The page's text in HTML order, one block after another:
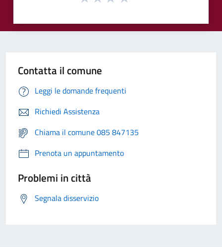
Contatta il comune
Leggi le domande frequenti
Richiedi Assistenza
Chiama il comune 085 847135
Prenota un appuntamento
Problemi in città
Segnala disservizio